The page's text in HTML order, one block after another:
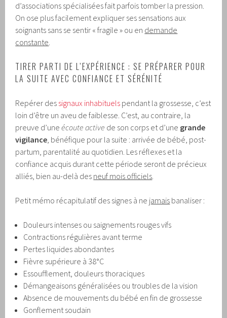
d’associations spécialisées fait parfois tomber la pression.
On ose plus facilement expliquer ses sensations aux
soignants sans se sentir « fragile » ou en demande
constante.
TIRER PARTI DE L’EXPÉRIENCE : SE PRÉPARER POUR
LA SUITE AVEC CONFIANCE ET SÉRÉNITÉ
Repérer des signaux inhabituels pendant la grossesse, c’est
loin d’être un aveu de faiblesse. C’est, au contraire, la
preuve d’uneécoute active de son corps et d’une grande
vigilance, bénéfique pour la suite : arrivée de bébé, post-
partum, parentalité au quotidien. Les réflexes et la
confiance acquis durant cette période seront de précieux
alliés, bien au-delà des neuf mois officiels.
Petit mémo récapitulatif des signes à ne jamais banaliser :
Douleurs intenses ou saignements rouges vifs
Contractions régulières avant terme
Pertes liquides abondantes
Fièvre supérieure à 38°C
Essoufflement, douleurs thoraciques
Démangeaisons généralisées ou troubles de la vision
Absence de mouvements du bébé en fin de grossesse
Gonflement soudain